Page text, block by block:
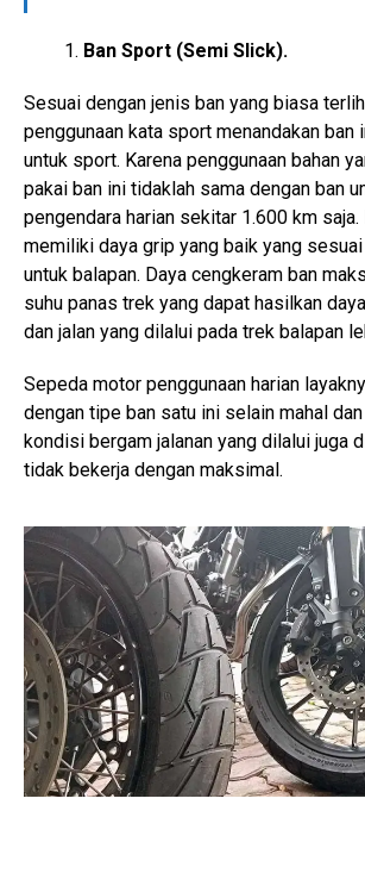
Ban Sport (Semi Slick).
Sesuai dengan jenis ban yang biasa
penggunaan kata sport menandakan ban
untuk sport. Karena penggunaan bahan
pakai ban ini tidaklah sama dengan ban
pengendara harian sekitar 1.600 km
memiliki daya grip yang baik yang
untuk balapan. Daya cengkeram ban
suhu panas trek yang dapat hasilkan
dan jalan yang dilalui pada trek balapan
Sepeda motor penggunaan harian
dengan tipe ban satu ini selain mahal
kondisi bergam jalanan yang dilalui juga
tidak bekerja dengan maksimal.